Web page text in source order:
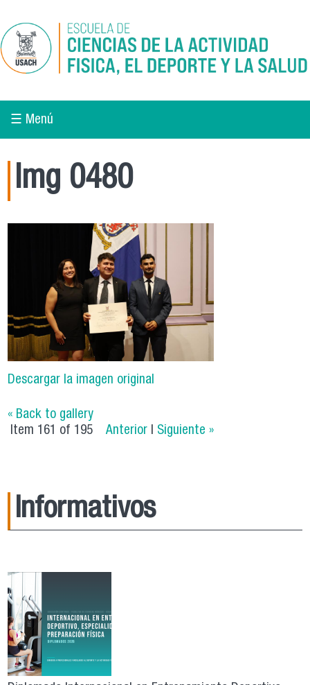
☰ Menú
Img 0480
Descargar la imagen original
« Back to gallery
Item 161 of 195
Anterior Siguiente »
Informativos